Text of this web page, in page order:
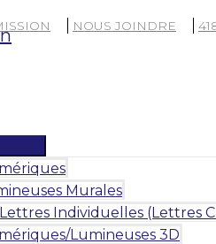
NOUS JOINDRE
Murales
Individuelles (Lettres
lumineuses 3D